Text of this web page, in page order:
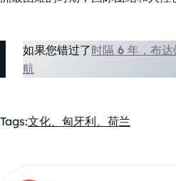
如果您错过了时隔 6 年，布
航
Tags:文化、匈牙利、荷兰